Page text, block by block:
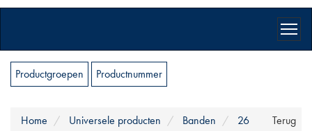
Productgroepen Productnummer
Terug
Home Universele producten Banden 26